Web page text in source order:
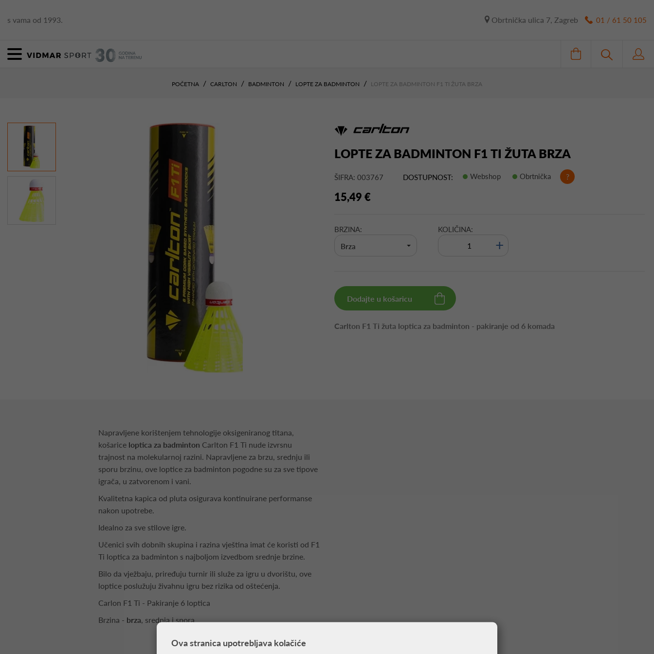
s vama od 1993. Obrtnička ulica 7, Zagreb 01 / 61 50 105
POČETNA CARLTON BADMINTON LOPTE ZA BADMINTON LOPTE ZA BADMINTON F1 TI ŽUTA BRZA
LOPTE ZA BADMINTON F1 TI ŽUTA BRZA
ŠIFRA: 003767 DOSTUPNOST: Webshop Obrtnička ?
15,49 €
BRZINA:
Brza
KOLIČINA:
+
Dodajte u košaricu
Carlton F1 Ti žuta loptica za badminton - pakiranje od 6 komada
Napravljene korištenjem tehnologije oksigeniranog titana,
košarice loptica za badminton Carlton F1 Ti nude izvrsnu
trajnost na molekularnoj razini. Napravljene za brzu, srednju ili
sporu brzinu, ove loptice za badminton pogodne su za sve tipove
igrača, u zatvorenom i vani.
Kvalitetna kapica od pluta osigurava kontinuirane performanse
nakon upotrebe.
Idealno za sve stilove igre.
Učenici svih dobnih skupina i razina vještina imat će koristi od F1
Ti loptica za badminton s najboljom izvedbom srednje brzine.
Bilo da vježbaju, priređuju turnir ili služe za igru u dvorištu, ove
loptice poslužuju živahnu igru ​​bez rizika od oštećenja.
Carlon F1 Ti - Pakiranje 6 loptica
Brzina - brza, srednja i spora
Ova stranica upotrebljava kolačiće